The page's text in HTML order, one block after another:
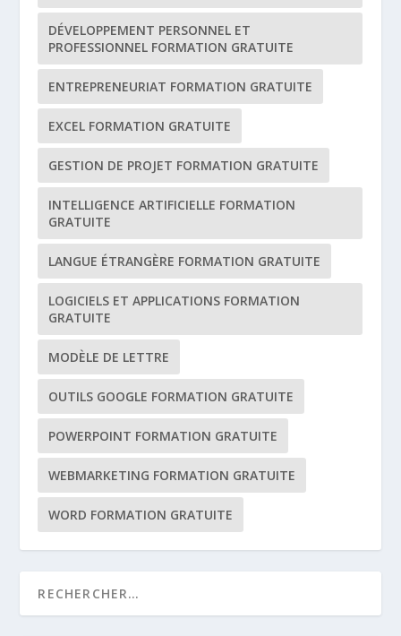
DÉVELOPPEMENT PERSONNEL ET
PROFESSIONNEL FORMATION GRATUITE
ENTREPRENEURIAT FORMATION GRATUITE
EXCEL FORMATION GRATUITE
GESTION DE PROJET FORMATION GRATUITE
INTELLIGENCE ARTIFICIELLE FORMATION
GRATUITE
LANGUE ÉTRANGÈRE FORMATION GRATUITE
LOGICIELS ET APPLICATIONS FORMATION
GRATUITE
MODÈLE DE LETTRE
OUTILS GOOGLE FORMATION GRATUITE
POWERPOINT FORMATION GRATUITE
WEBMARKETING FORMATION GRATUITE
WORD FORMATION GRATUITE